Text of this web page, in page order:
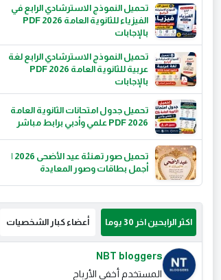
تحميل النموذج الاسترشادي الرابع في
الفيزياء للثانوية العامة 2026 PDF
بالإجابات
تحميل النموذج الاسترشادي الرابع لغة
عربية للثانوية العامة 2026 PDF
بالإجابات
تحميل جدول امتحانات الثانوية العامة
2026 PDF علمي وأدبي برابط مباشر
تحميل صور تهنئة عيد الأضحى 2026 |
أجمل بطاقات وصور المعايدة
اكثر الرابحين اخر 30 يوما أعضاء كبار الشخصيات
NBT bloggers
المستخدم أخفى الأرباح